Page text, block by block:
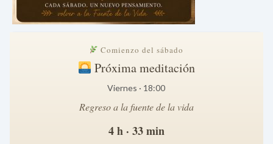
Comienzo del sábado
Próxima meditación
Viernes · 18:00
Regreso a la fuente de la vida
4 h · 33 min